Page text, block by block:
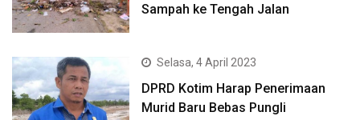
Sampah ke Tengah Jalan
Selasa, 4 April 2023
DPRD Kotim Harap Penerimaan
Murid Baru Bebas Pungli